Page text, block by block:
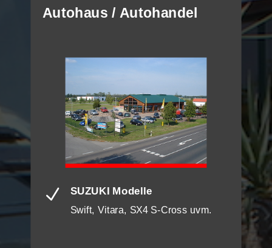
Autohaus / Autohandel
N SUZUKI Modelle
Swift, Vitara, SX4 S-Cross uvm.